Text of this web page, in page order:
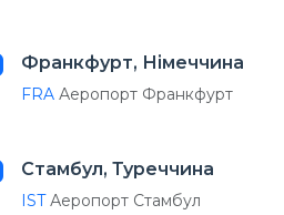
Франкфурт, Німеччина
FRAАеропорт Франкфурт
Стамбул, Туреччина
ISTАеропорт Стамбул